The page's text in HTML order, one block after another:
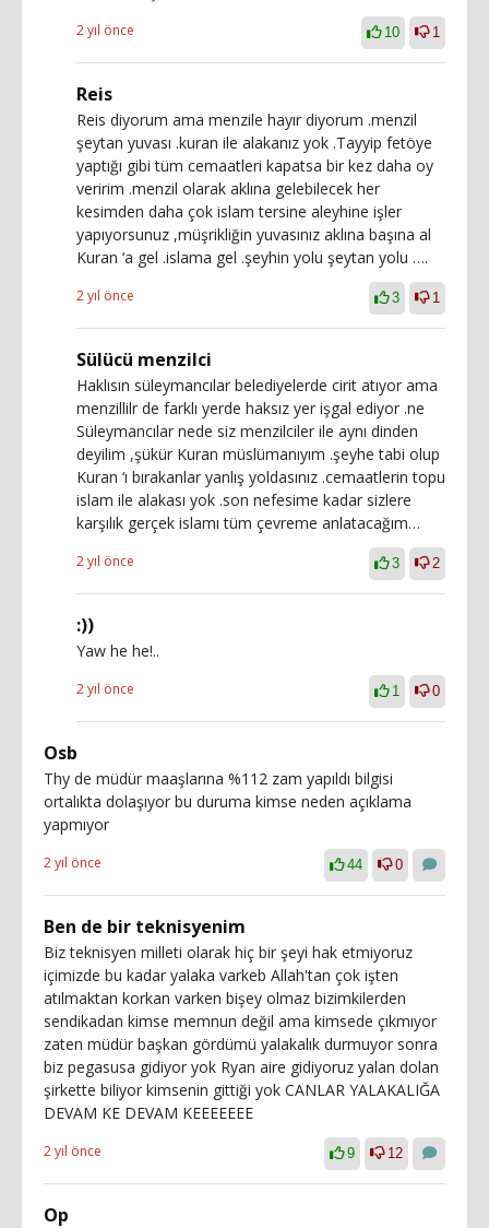
2 yıl önce 10 1
Reis
Reis diyorum ama menzile hayır diyorum .menzil
şeytan yuvası .kuran ile alakanız yok .Tayyip fetöye
yaptığı gibi tüm cemaatleri kapatsa bir kez daha oy
veririm .menzil olarak aklına gelebilecek her
kesimden daha çok islam tersine aleyhine işler
yapıyorsunuz ,müşrikliğin yuvasınız aklına başına al
Kuran ‘a gel .islama gel .şeyhin yolu şeytan yolu ….
2 yıl önce 3 1
Sülücü menzilci
Haklısın süleymancılar belediyelerde cirit atıyor ama
menzillilr de farklı yerde haksız yer işgal ediyor .ne
Süleymancılar nede siz menzilciler ile aynı dinden
deyilim ,şükür Kuran müslümanıyım .şeyhe tabi olup
Kuran ‘ı bırakanlar yanlış yoldasınız .cemaatlerin topu
islam ile alakası yok .son nefesime kadar sizlere
karşılık gerçek islamı tüm çevreme anlatacağım…
2 yıl önce 3 2
:))
Yaw he he!..
2 yıl önce 1 0
Osb
Thy de müdür maaşlarına %112 zam yapıldı bilgisi
ortalıkta dolaşıyor bu duruma kimse neden açıklama
yapmıyor
2 yıl önce 44 0
Ben de bir teknisyenim
Biz teknisyen milleti olarak hiç bir şeyi hak etmiyoruz
içimizde bu kadar yalaka varkeb Allah'tan çok işten
atılmaktan korkan varken bişey olmaz bizimkilerden
sendikadan kimse memnun değil ama kimsede çıkmıyor
zaten müdür başkan gördümü yalakalık durmuyor sonra
biz pegasusa gidiyor yok Ryan aire gidiyoruz yalan dolan
şirkette biliyor kimsenin gittiği yok CANLAR YALAKALIĞA
DEVAM KE DEVAM KEEEEEEE
2 yıl önce 9 12
Op